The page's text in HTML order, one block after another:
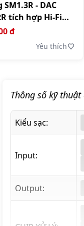
- DAC
tích hợp Hi-Fi
đ
Yêu thích
Thông số kỹ thuật
Kiểu sạc:
Input:
Output: